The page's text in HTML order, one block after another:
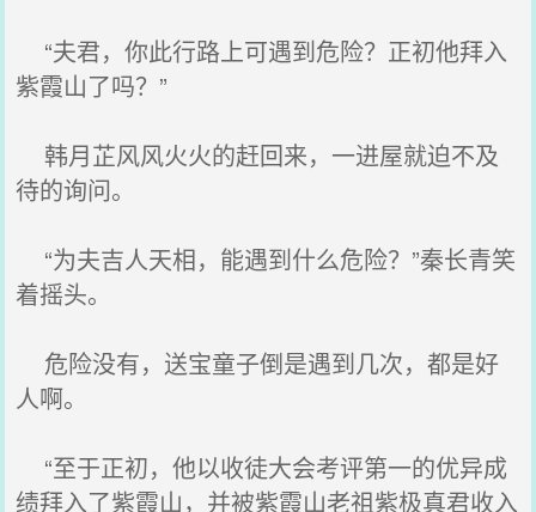
“夫君，你此行路上可遇到危险？正初他拜入
紫霞山了吗？”
韩月芷风风火火的赶回来，一进屋就迫不及
待的询问。
“为夫吉人天相，能遇到什么危险？”秦长青笑
着摇头。
危险没有，送宝童子倒是遇到几次，都是好
人啊。
“至于正初，他以收徒大会考评第一的优异成
绩拜入了紫霞山，并被紫霞山老祖紫极真君收入